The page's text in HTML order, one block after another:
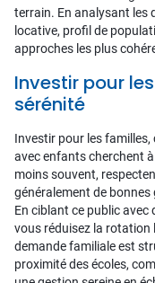
terrain. En analysant les
locative, profil de
approches les plus
Investir pour
sérénité
Investir pour les
avec enfants cherchent
moins souvent,
généralement de
En ciblant ce public
vous réduisez la rotation
demande familiale est
proximité des écoles,